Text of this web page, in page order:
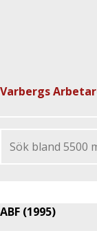
Varbergs
ABF (1995)